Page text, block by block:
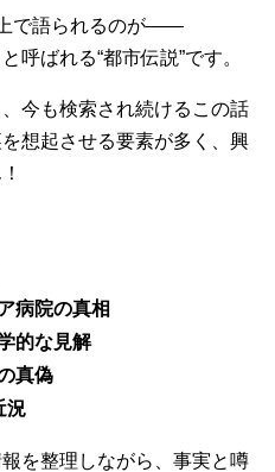
で語られるのが――
呼ばれる“都市伝説”です。
今も検索され続けるこの話
想起させる要素が多く、興
病院の真相
的な見解
真偽
況
を整理しながら、事実と噂